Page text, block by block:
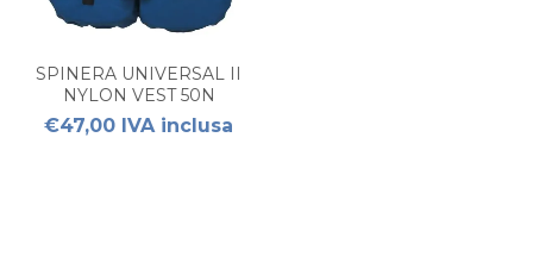
SPINERA UNIVERSAL II
NYLON VEST 50N
BLUE/YELLOW
€47,00 IVA inclusa